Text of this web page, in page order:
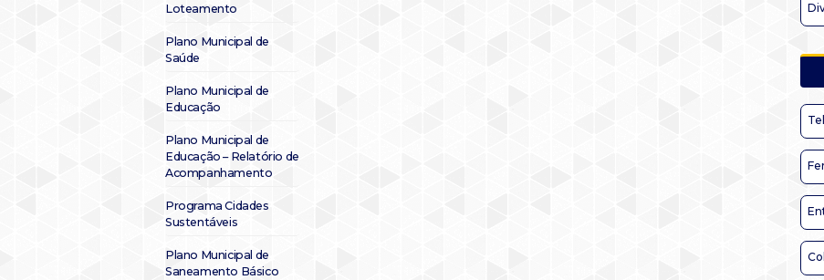
Loteamento
Plano Municipal de
Saúde
Plano Municipal de
Educação
Plano Municipal de
Educação – Relatório de
Acompanhamento
Programa Cidades
Sustentáveis
Plano Municipal de
Saneamento Básico